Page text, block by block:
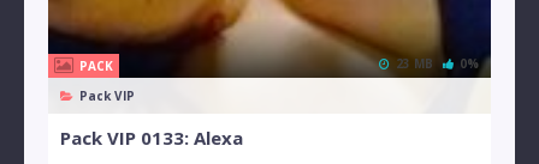
PACK
Pack VIP
23 MB 0%
Pack VIP 0133: Alexa